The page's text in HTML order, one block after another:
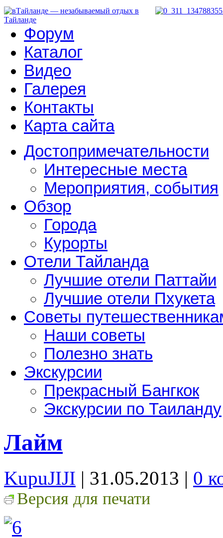
Форум
Каталог
Видео
Галерея
Контакты
Карта сайта
Достопримечательности
Интересные места
Мероприятия, события
Обзор
Города
Курорты
Отели Тайланда
Лучшие отели Паттайи
Лучшие отели Пхукета
Советы
Наши советы
Полезно знать
Экскурсии
Прекрасный Бангкок
Экскурсии по Таиланду
Лайм
KupuJIJI | 31.05.2013 | 0
Версия для печати